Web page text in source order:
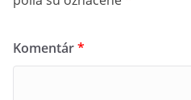
Komentár*